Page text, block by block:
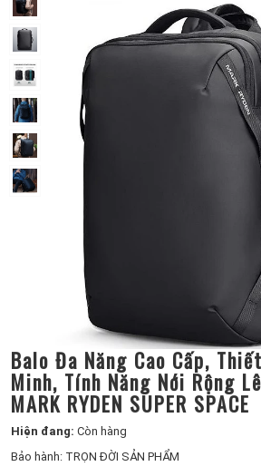
Balo Đa Năng Cao Cấp,
Minh, Tính Năng Nới Rộng
MARK RYDEN SUPER SPACE
Hiện đang: Còn hàng
Bảo hành: TRỌN ĐỜI SẢN PHẨM